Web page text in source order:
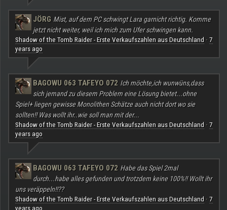
JÖRG Mist, auf dem PC schwingt Lara garnicht richtig. Komme
jetzt nicht weiter, weil ich mich zum Ufer schwingen kann.
Shadow of the Tomb Raider - Erste Verkaufszahlen aus Deutschland · 7
years ago
BAGOWU 063 TAFEYO 072 Ich möchte,ich wunwüns,dass
sich jemand zu diesem Problem eine Lösung bietet...ohne
Spiel+ liegen gewisse Monolithen Schätze auch nicht dort wo sie
sollten!! Was wollt ihr..wie soll man mit der...
Shadow of the Tomb Raider - Erste Verkaufszahlen aus Deutschland · 7
years ago
BAGOWU 063 TAFEYO 072 Habe das Spiel 2mal
durch...habe alles gefunden und trotzdem keine 100%!! Wollt ihr
uns veräppeln!!??
Shadow of the Tomb Raider - Erste Verkaufszahlen aus Deutschland · 7
years ago